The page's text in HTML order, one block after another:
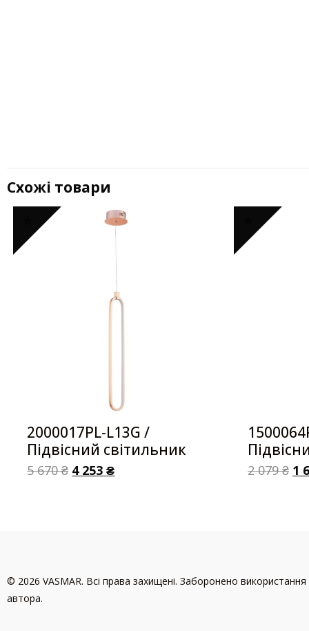
Схожі товари
2000017PL-L13G /
Підвісний світильник
5 670₴ 4 253₴ 2 079₴ 1
© 2026 VASMAR. Всі права захищені. Заборонено використання
автора.